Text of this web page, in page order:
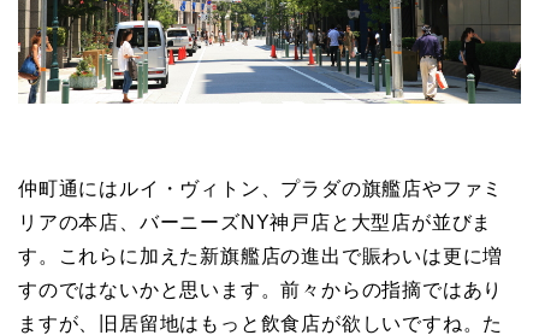
仲町通にはルイ・ヴィトン、プラダの旗艦店やファミ
リアの本店、バーニーズNY神戸店と大型店が並びま
す。これらに加えた新旗艦店の進出で賑わいは更に増
すのではないかと思います。前々からの指摘ではあり
ますが、旧居留地はもっと飲食店が欲しいですね。た